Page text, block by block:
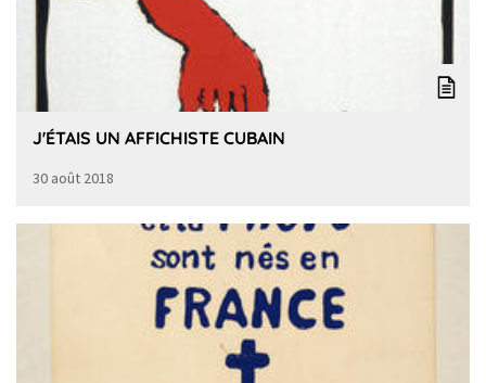
J'ÉTAIS UN AFFICHISTE CUBAIN
30 août 2018